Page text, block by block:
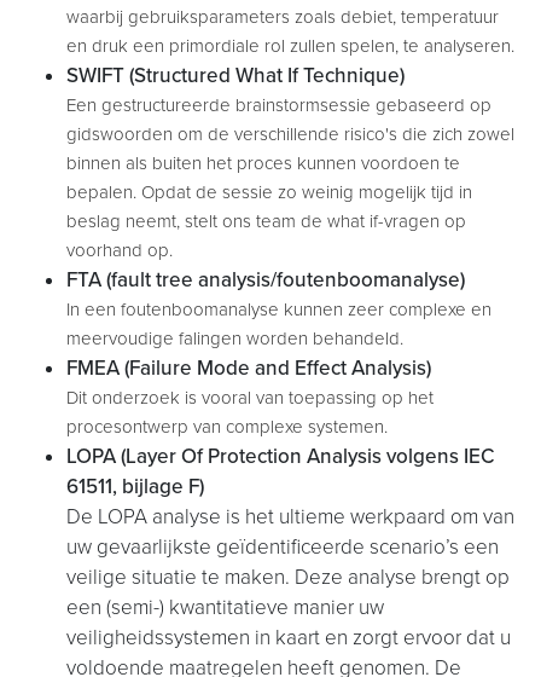
waarbij gebruiksparameters zoals debiet, temperatuur
en druk een primordiale rol zullen spelen, te analyseren.
SWIFT (Structured What If Technique)
Een gestructureerde brainstormsessie gebaseerd op
gidswoorden om de verschillende risico's die zich zowel
binnen als buiten het proces kunnen voordoen te
bepalen. Opdat de sessie zo weinig mogelijk tijd in
beslag neemt, stelt ons team de what if-vragen op
voorhand op.
FTA (fault tree analysis/foutenboomanalyse)
In een foutenboomanalyse kunnen zeer complexe en
meervoudige falingen worden behandeld.
FMEA (Failure Mode and Effect Analysis)
Dit onderzoek is vooral van toepassing op het
procesontwerp van complexe systemen.
LOPA (Layer Of Protection Analysis volgens IEC
61511, bijlage F)
De LOPA analyse is het ultieme werkpaard om van
uw gevaarlijkste geïdentificeerde scenario’s een
veilige situatie te maken. Deze analyse brengt op
een (semi-) kwantitatieve manier uw
veiligheidssystemen in kaart en zorgt ervoor dat u
voldoende maatregelen heeft genomen. De